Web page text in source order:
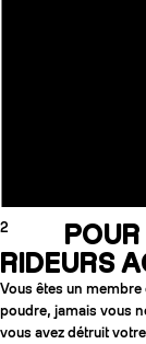
2
RIDEURS
Vous êtes un
poudre, jamais vous
vous avez détruit